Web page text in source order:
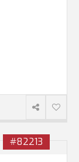
#82213